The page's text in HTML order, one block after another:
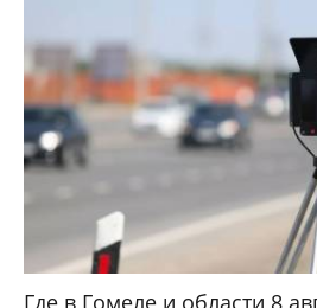
Где в Гомеле и области 8